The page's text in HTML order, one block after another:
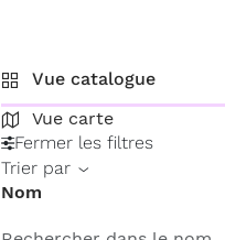
Vue catalogue
Vue carte
Fermer les filtres
Trier par
Nom